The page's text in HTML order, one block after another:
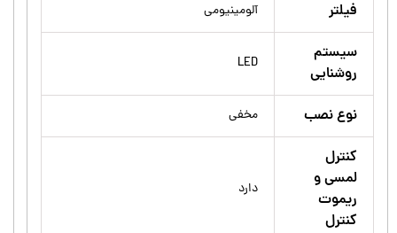
فیلتر آلومینیومی
سیستم
روشنایی
LED
نوع نصب مخفی
کنترل
لمسی و
ریموت
کنترل
دارد